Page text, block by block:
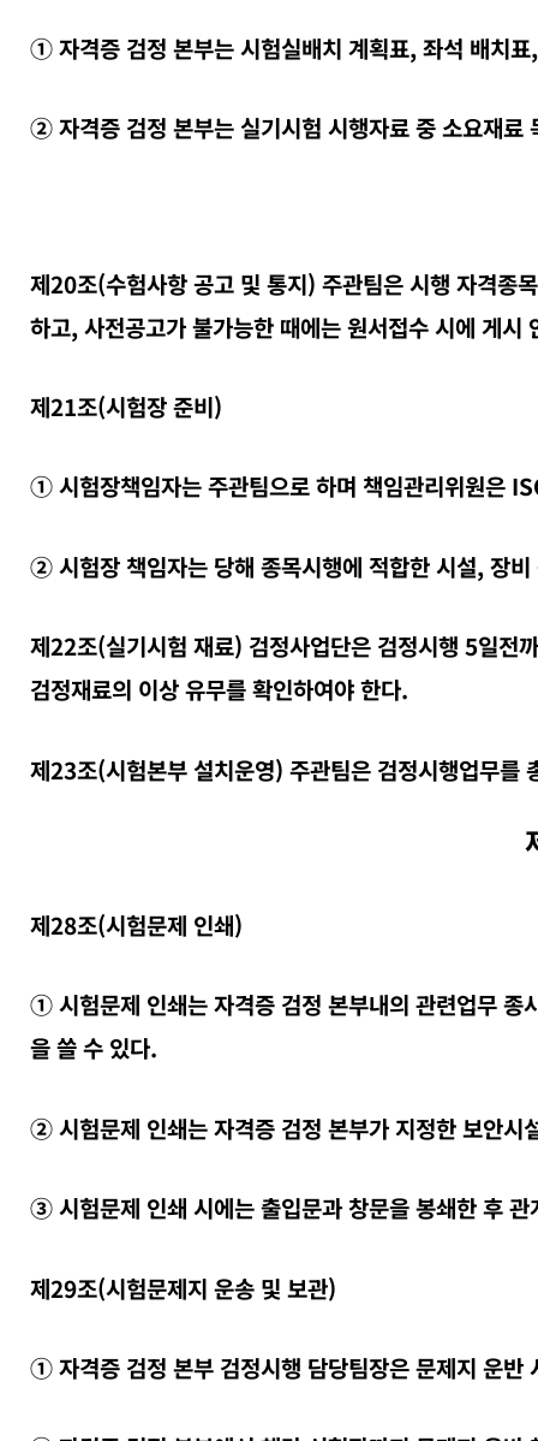
① 자격증 검정 본부는 시험실배치 계획표, 좌석 배치
② 자격증 검정 본부는 실기시험 시행자료 중 소요재료
제20조(수험사항 공고 및 통지) 주관팀은 시행 자격종
하고, 사전공고가 불가능한 때에는 원서접수 시에 게시
제21조(시험장 준비)
① 시험장책임자는 주관팀으로 하며 책임관리위원은
② 시험장 책임자는 당해 종목시행에 적합한 시설, 장
제22조(실기시험 재료) 검정사업단은 검정시행 5일전
검정재료의 이상 유무를 확인하여야 한다.
제23조(시험본부 설치운영) 주관팀은 검정시행업무를
제28조(시험문제 인쇄)
① 시험문제 인쇄는 자격증 검정 본부내의 관련업무 종
을 쓸 수 있다.
② 시험문제 인쇄는 자격증 검정 본부가 지정한 보안시
③ 시험문제 인쇄 시에는 출입문과 창문을 봉쇄한 후
제29조(시험문제지 운송 및 보관)
① 자격증 검정 본부 검정시행 담당팀장은 문제지 운반